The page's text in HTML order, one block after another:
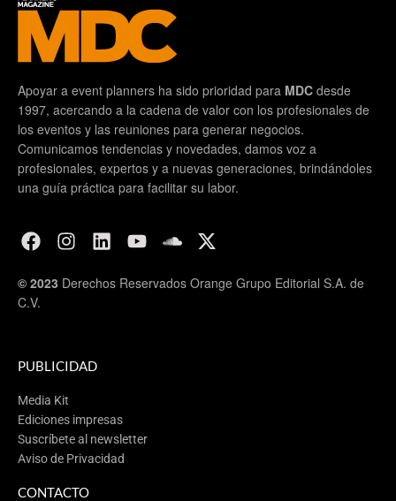
Apoyar a event planners ha sido prioridad para MDC desde
1997, acercando a la cadena de valor con los profesionales de
los eventos y las reuniones para generar negocios.
Comunicamos tendencias y novedades, damos voz a
profesionales, expertos y a nuevas generaciones, brindándoles
una guía práctica para facilitar su labor.
© 2023 Derechos Reservados Orange Grupo Editorial S.A. de
C.V.
PUBLICIDAD
Media Kit
Ediciones impresas
Suscríbete al newsletter
Aviso de Privacidad
CONTACTO